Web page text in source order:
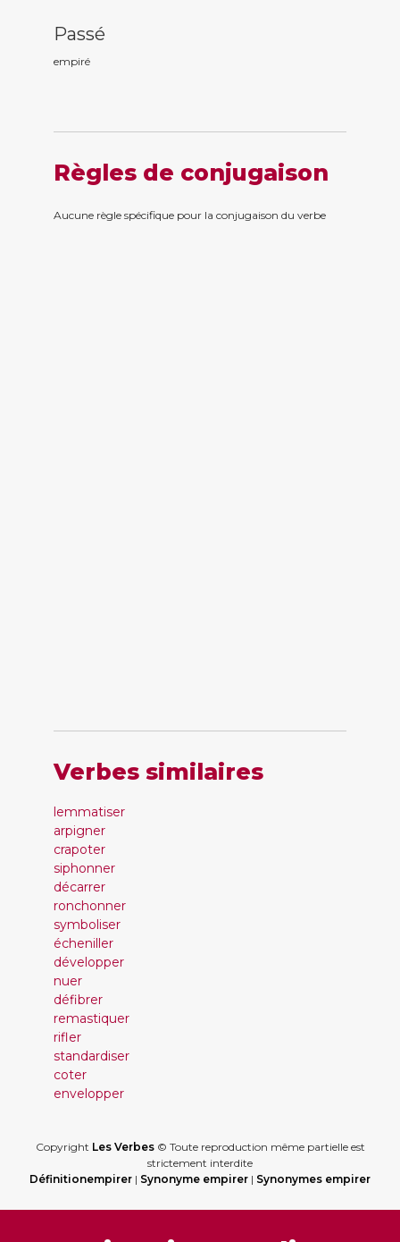
Passé
empiré
Règles de conjugaison
Aucune règle spécifique pour la conjugaison du verbe
Verbes similaires
lemmatiser
arpigner
crapoter
siphonner
décarrer
ronchonner
symboliser
écheniller
développer
nuer
défibrer
remastiquer
rifler
standardiser
coter
envelopper
Copyright Les Verbes© Toute reproduction même partielle est
strictement interdite
Définitionempirer | Synonyme empirer | Synonymes empirer